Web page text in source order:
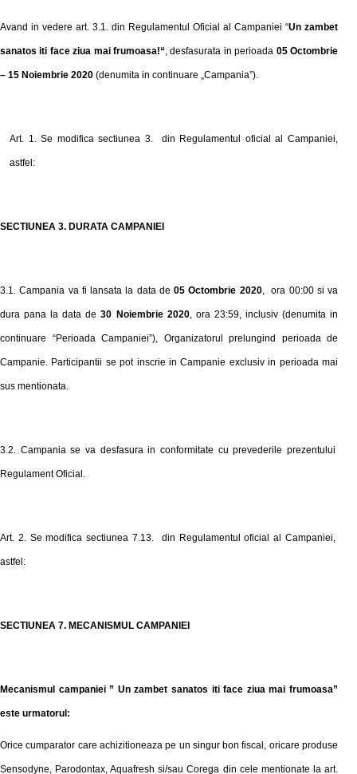
Avand in vedere art. 3.1. din Regulamentul Oficial al Campaniei “Un zambet
sanatos iti face ziua mai frumoasa!“, desfasurata in perioada 05 Octombrie
– 15 Noiembrie 2020 (denumita in continuare „Campania”).
Art. 1. Se modifica sectiunea 3. din Regulamentul oficial al Campaniei,
astfel:
SECTIUNEA 3. DURATA CAMPANIEI
3.1. Campania va fi lansata la data de05 Octombrie 2020, ora 00:00 si va
dura pana la data de30 Noiembrie 2020, ora 23:59, inclusiv (denumita in
continuare “Perioada Campaniei”), Organizatorul prelungind perioada de
Campanie. Participantii se pot inscrie in Campanie exclusiv in perioada mai
sus mentionata.
3.2. Campania se va desfasura in conformitate cu prevederile prezentului
Regulament Oficial.
Art. 2. Se modifica sectiunea 7.13. din Regulamentul oficial al Campaniei,
astfel:
SECTIUNEA 7. MECANISMUL CAMPANIEI
Mecanismul campaniei” Un zambet sanatos iti face ziua mai frumoasa”
este urmatorul:
Orice cumparator care achizitioneaza pe un singur bon fiscal, oricare produse
Sensodyne, Parodontax, Aquafresh si/sau Corega din cele mentionate la art.